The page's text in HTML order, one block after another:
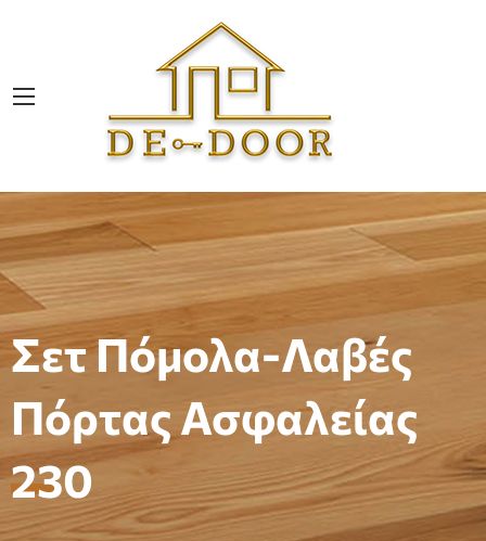
Σετ Πόμολα-Λαβές
Πόρτας Ασφαλείας
230